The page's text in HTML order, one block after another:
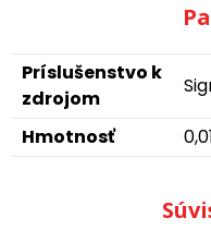
Príslušenstvo k
zdrojom
Hmotnosť